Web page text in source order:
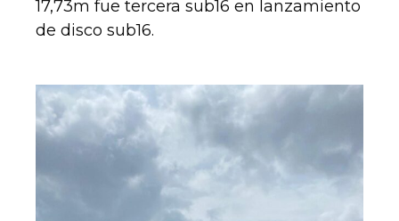
17,73m fue tercera sub16 en lanzamiento
de disco sub16.